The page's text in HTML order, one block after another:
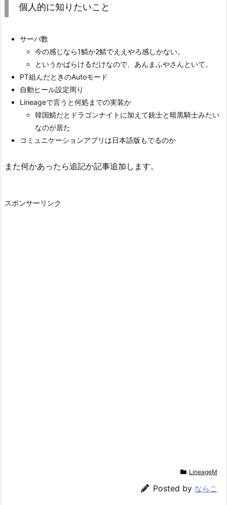
個人的に知りたいこと
サーバ数
今の感じなら1鯖か2鯖でええやろ感しかない。
というかばらけるだけなので、あんまふやさんといて。
PT組んだときのAutoモード
自動ヒール設定周り
Lineageで言うと何処までの実装か
韓国鯖だとドラゴンナイトに加えて銃士と暗黒騎士みたい
なのが居た
コミュニケーションアプリは日本語版もでるのか
また何かあったら追記か記事追加します。
スポンサーリンク
LineageM
Posted by ならこ